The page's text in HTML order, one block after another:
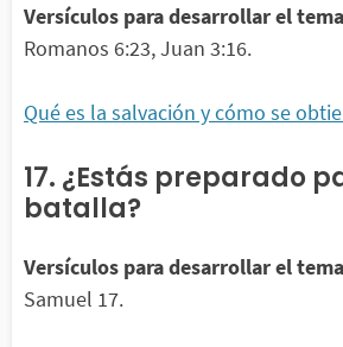
Versículos para desarrollar el tema
Romanos 6:23, Juan 3:16.
Qué es la salvación y cómo se
17. ¿Estás preparado
batalla?
Versículos para desarrollar el tema
Samuel 17.